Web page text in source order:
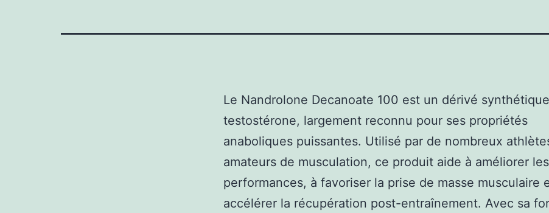
Le Nandrolone Decanoate 100 est un dérivé
testostérone, largement reconnu pour ses propriétés
anaboliques puissantes. Utilisé par de nombreux
amateurs de musculation, ce produit aide à améliorer les
performances, à favoriser la prise de masse musculaire
accélérer la récupération post-entraînement. Avec sa